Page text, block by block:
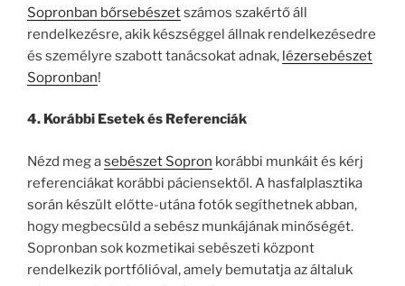
Sopronban bőrsebészetszámos szakértő áll
rendelkezésre, akik készséggel állnak rendelkezésedre
és személyre szabott tanácsokat adnak, lézersebészet
Sopronban!
4. Korábbi Esetek és Referenciák
Nézd meg asebészet Sopron korábbi munkáit és kérj
referenciákat korábbi páciensektől. A hasfalplasztika
során készült előtte-utána fotók segíthetnek abban,
hogy megbecsüld a sebész munkájának minőségét.
Sopronban sok kozmetikai sebészeti központ
rendelkezik portfólióval, amely bemutatja az általuk